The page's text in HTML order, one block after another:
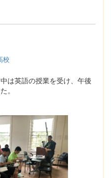
校
は英語の授業を受け、午後
。